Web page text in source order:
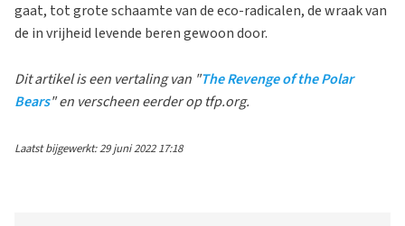
gaat, tot grote schaamte van de eco-radicalen, de wraak van
de in vrijheid levende beren gewoon door.
Dit artikel is een vertaling van "The Revenge of the Polar
Bears" en verscheen eerder op tfp.org.
Laatst bijgewerkt: 29 juni 2022 17:18